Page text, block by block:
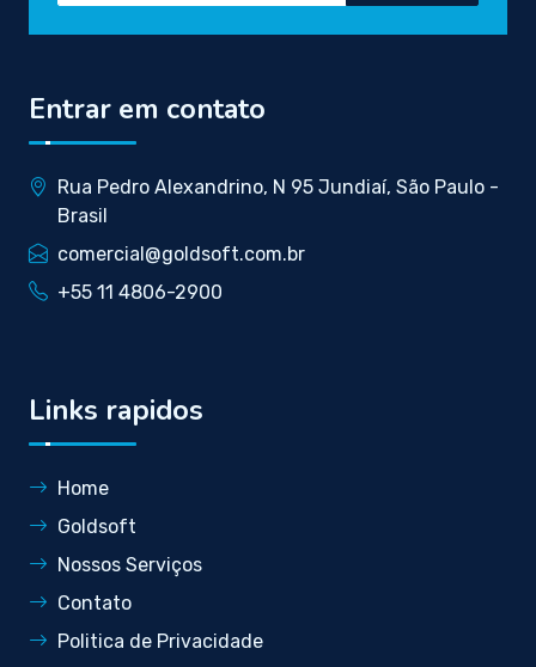
Entrar em contato
Rua Pedro Alexandrino, N 95 Jundiaí, São Paulo -
Brasil
comercial@goldsoft.com.br
+55 11 4806-2900
Links rapidos
Home
Goldsoft
Nossos Serviços
Contato
Politica de Privacidade